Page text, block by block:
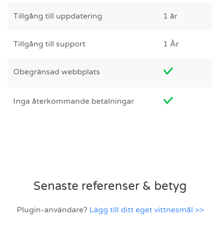
Tillgång till uppdatering 1 år
Tillgång till support 1 År
Obegränsad webbplats
Inga återkommande betalningar
Senaste referenser & betyg
Plugin-användare? Lägg till ditt eget vittnesmål >>